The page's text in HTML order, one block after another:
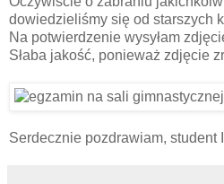
dowiedzieliśmy się od starszych
Na potwierdzenie wysyłam
Słaba jakość, ponieważ zdjęcie
Serdecznie pozdrawiam, student